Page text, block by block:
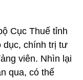
Cục Thuế tỉnh
dục, chính trị tư
viên. Nhìn lại
qua, có thể